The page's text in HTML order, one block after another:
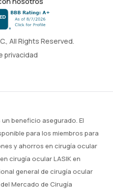
All Rights Reserved.
privacidad
beneficio asegurado. El
para los miembros para
y ahorros en cirugía ocular
cirugía ocular LASIK en
general de cirugía ocular
Mercado de Cirugía